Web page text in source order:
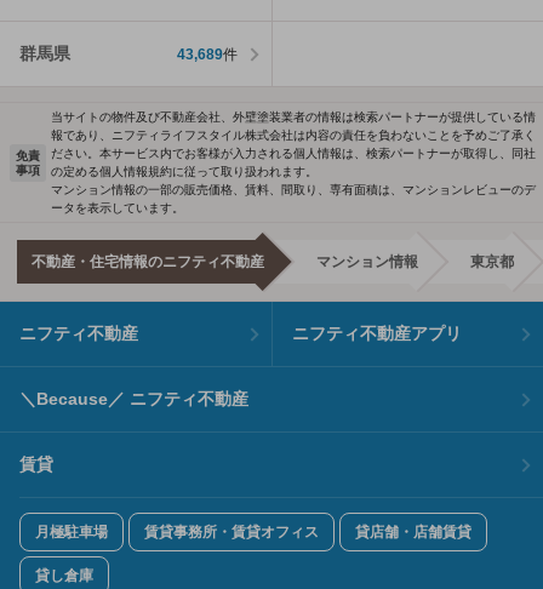
群馬県 43,689件
免責
事項
当サイトの物件及び不動産会社、外壁塗装業者の情報は検索パートナーが提供している情
報であり、ニフティライフスタイル株式会社は内容の責任を負わないことを予めご了承く
ださい。本サービス内でお客様が入力される個人情報は、検索パートナーが取得し、同社
の定める個人情報規約に従って取り扱われます。
マンション情報の一部の販売価格、賃料、間取り、専有面積は、マンションレビューのデ
ータを表示しています。
不動産・住宅情報のニフティ不動産 マンション情報 東京都
ニフティ不動産 ニフティ不動産アプリ
＼Because／ ニフティ不動産
賃貸
月極駐車場 賃貸事務所・賃貸オフィス 貸店舗・店舗賃貸
貸し倉庫